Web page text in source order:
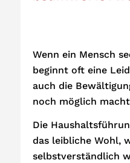
Wenn ein Mensch
beginnt oft eine
auch die
noch möglich
Die
das leibliche Wohl,
selbstverständlich